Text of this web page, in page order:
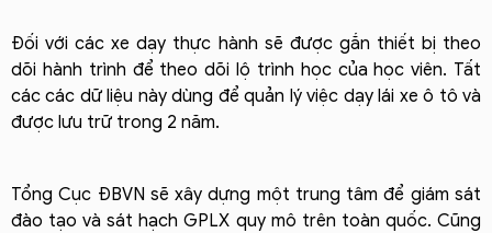
Đối với các xe dạy thực hành sẽ được gắn thiết bị theo
dõi hành trình để theo dõi lộ trình học của học viên. Tất
các các dữ liệu này dùng để quản lý việc dạy lái xe ô tô và
được lưu trữ trong 2 năm.
Tổng Cục ĐBVN sẽ xây dựng một trung tâm để giám sát
đào tạo và sát hạch GPLX quy mô trên toàn quốc. Cũng